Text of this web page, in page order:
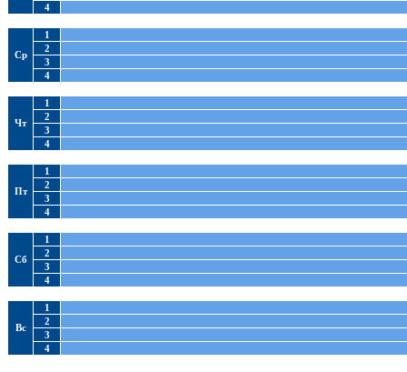
4
Ср
1
2
3
4
Чт
1
2
3
4
Пт
1
2
3
4
Сб
1
2
3
4
Вс
1
2
3
4